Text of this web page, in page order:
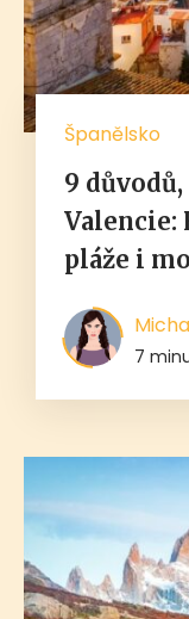
Španělsko
9
Valencie:
pláže i
7